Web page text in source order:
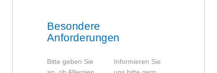
Besondere
Anforderungen
Bitte geben Sie
Informieren Sie